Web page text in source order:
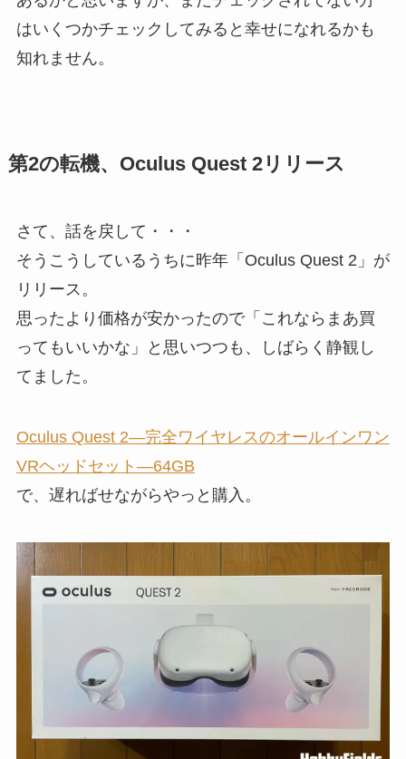
はいくつかチェックしてみると幸せになれるかも
知れません。
第2の転機、Oculus Quest 2リリース
さて、話を戻して・・・
そうこうしているうちに昨年「Oculus Quest 2」が
リリース。
思ったより価格が安かったので「これならまあ買
ってもいいかな」と思いつつも、しばらく静観し
てました。
Oculus Quest 2—完全ワイヤレスのオールインワン
VRヘッドセット—64GB
で、遅ればせながらやっと購入。